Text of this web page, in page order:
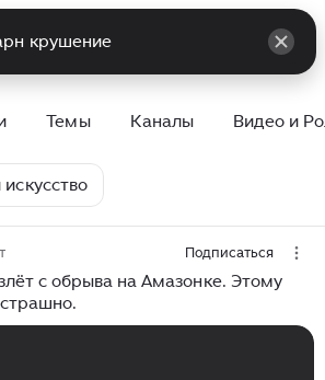
Темы Каналы Видео и
Подписаться
с обрыва на Амазонке. Этому